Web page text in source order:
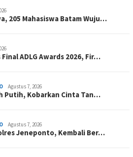
205 Mahasiswa Batam Wuju…
ADLG Awards 2026, Fir…
Agustus 7, 2026
Putih, Kobarkan Cinta Tan…
Agustus 7, 2026
Jeneponto, Kembali Ber…